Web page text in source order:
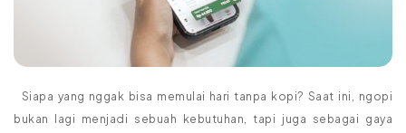
Siapa yang nggak bisa memulai hari tanpa kopi? Saat ini, ngopi
bukan lagi menjadi sebuah kebutuhan, tapi juga sebagai gaya